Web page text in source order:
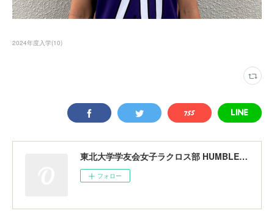
2024年度入学(10)
東北大学学友会女子ラクロス部 HUMBLERS
フォロー